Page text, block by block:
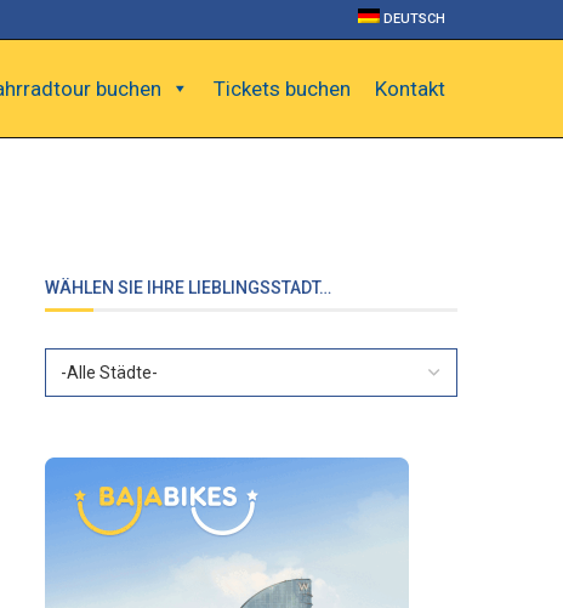
DEUTSCH
buchen Tickets buchen Kontakt
WÄHLEN SIE IHRE LIEBLINGSSTADT…